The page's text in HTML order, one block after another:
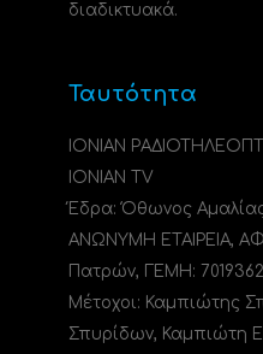
διαδικτυακά.
Ταυτότητα
ΙΟΝΙΑΝ
IONIAN TV
Έδρα: Όθωνος Αμαλίας
ΑΝΩΝΥΜΗ ΕΤΑΙΡΕΙΑ,
Πατρών, ΓΕΜΗ:
Μέτοχοι: Καμπιώτης
Σπυρίδων, Καμπιώτη